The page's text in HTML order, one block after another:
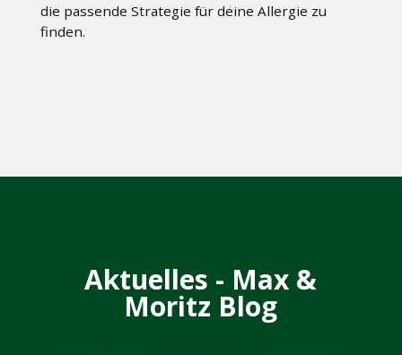
die passende Strategie für deine Allergie zu
finden.
Aktuelles - Max &
Moritz Blog